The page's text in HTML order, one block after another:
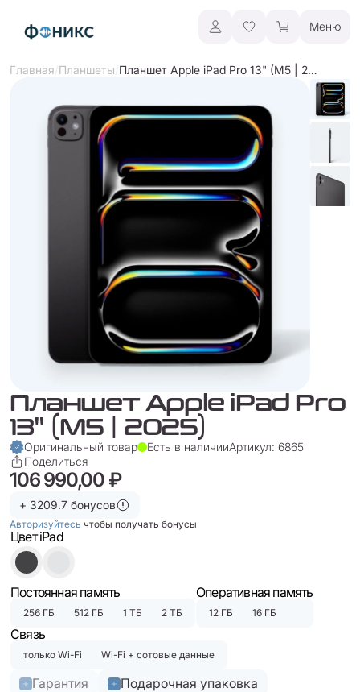
Меню
Главная/Планшеты/ Планшет Apple iPad Pro 13" (M5 | 2025)
Планшет Apple iPad Pro
13" (M5 | 2025)
Оригинальный товар Есть в наличииАртикул: 6865
Поделиться
106 990,00 ₽
+ 3209.7 бонусов
Авторизуйтесь чтобы получать бонусы
Цвет iPad
Постоянная память
256 ГБ 512 ГБ 1 ТБ 2 ТБ
Оперативная память
12 ГБ 16 ГБ
Связь
только Wi-Fi Wi-Fi + сотовые данные
Гарантия Подарочная упаковка